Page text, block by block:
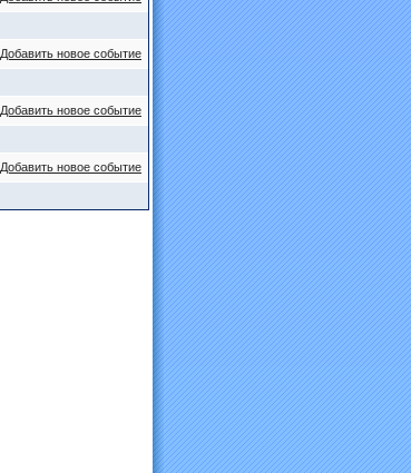
Добавить новое событие
Добавить новое событие
Добавить новое событие